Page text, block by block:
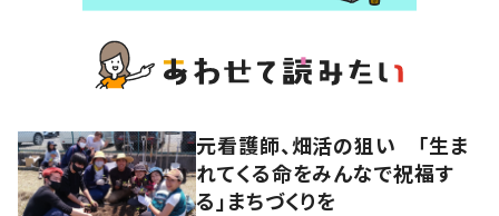
元看護師、畑活の狙い 「生ま
れてくる命をみんなで祝福す
る」まちづくりを